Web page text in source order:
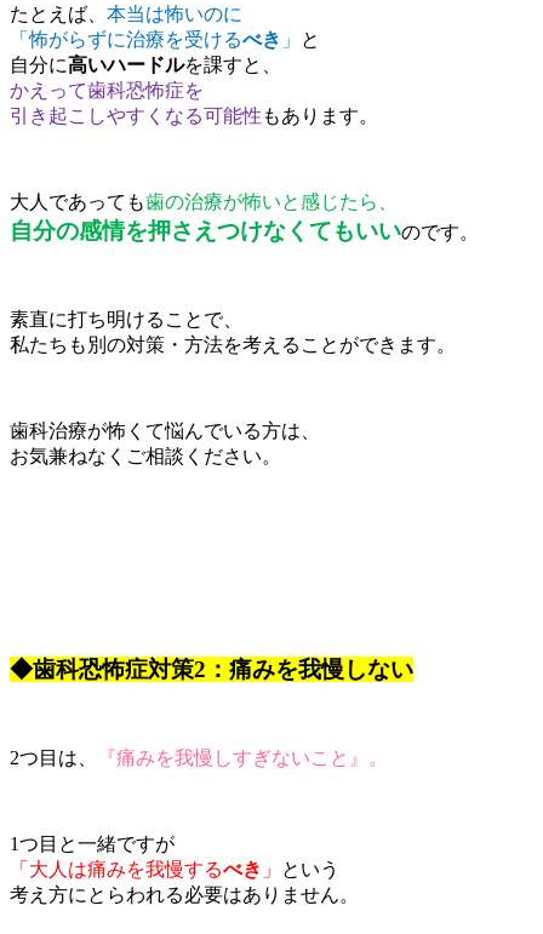
たとえば、 本当は怖いのに
「怖がらずに治療を受けるべき 」
と
自分に高いハードルを課すと、
かえって歯科恐怖症を
引き起こしやすくなる可能性 もあります。
大人であっても歯の治療が怖いと感じたら、
自分の感情を押さえつけなくてもいいのです。
素直に打ち明けることで、
私たちも別の対策・方法を考えることができます。
歯科治療が怖くて悩んでいる方は、
お気兼ねなくご相談ください。
◆歯科恐怖症対策2：痛みを我慢しない
2つ目は、 『痛みを我慢しすぎないこと』。
1つ目と一緒ですが
「大人は痛みを我慢するべき 」
という
考え方にとらわれる必要はありません。